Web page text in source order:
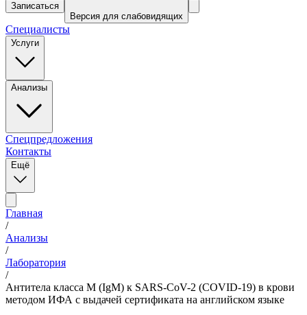
Записаться
Версия для слабовидящих
Специалисты
Услуги
Анализы
Спецпредложения
Контакты
Ещё
Главная
/
Анализы
/
Лаборатория
/
Антитела класса M (IgM) к SARS-CoV-2 (COVID-19) в крови
методом ИФА с выдачей сертификата на английском языке